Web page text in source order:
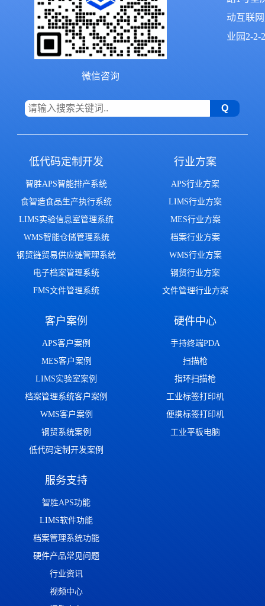
微信咨询
动互联
业园2-2-2
低代码定制开发
智胜APS智能排产系统
食智造食品生产执行系统
LIMS实验信息室管理系统
WMS智能仓储管理系统
钢贸链贸易供应链管理系统
电子档案管理系统
FMS文件管理系统
行业方案
APS行业方案
LIMS行业方案
MES行业方案
档案行业方案
WMS行业方案
钢贸行业方案
文件管理行业方案
客户案例
APS客户案例
MES客户案例
LIMS实验室案例
档案管理系统客户案例
WMS客户案例
钢贸系统案例
低代码定制开发案例
硬件中心
手持终端PDA
扫描枪
指环扫描枪
工业标签打印机
便携标签打印机
工业平板电脑
服务支持
智胜APS功能
LIMS软件功能
档案管理系统功能
硬件产品常见问题
行业资讯
视频中心